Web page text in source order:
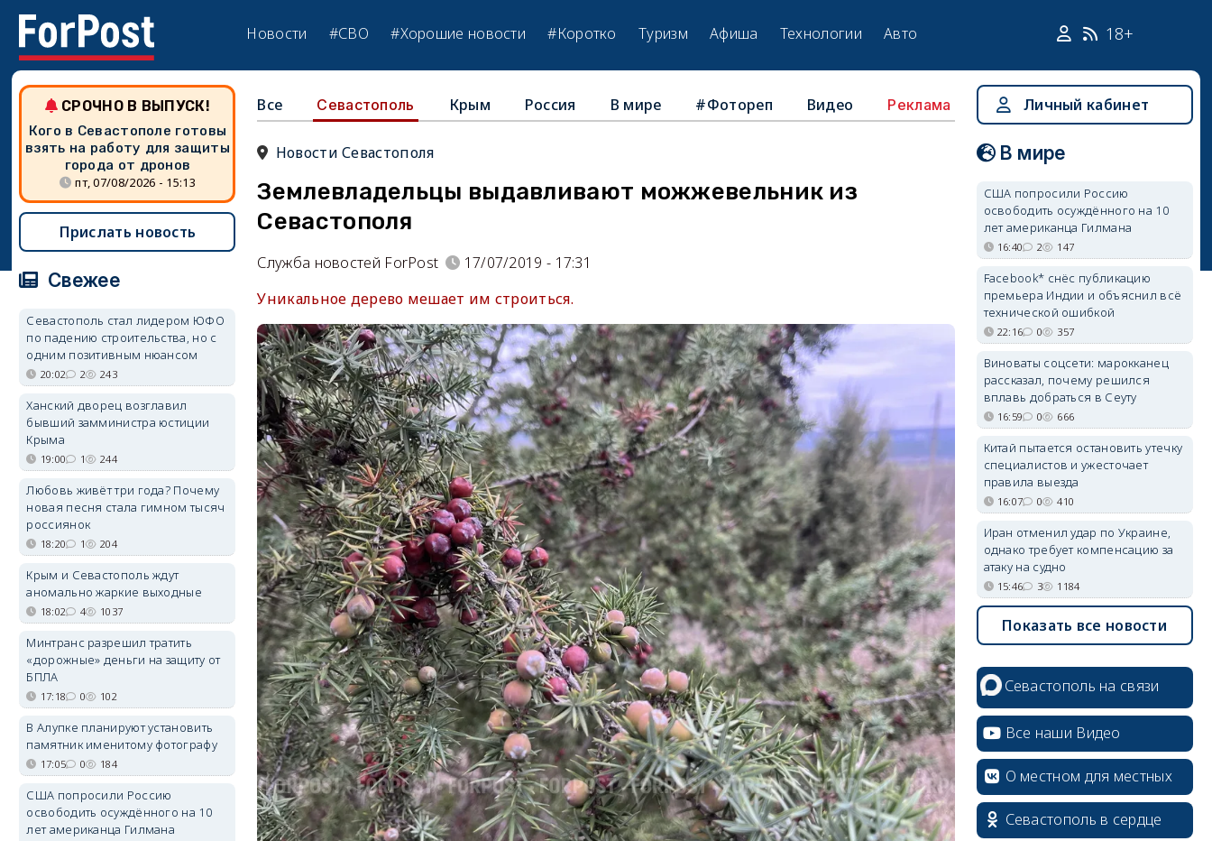
Новости #СВО #Хорошие новости #Коротко Туризм Афиша Технологии Авто 18+
Все Севастополь Крым Россия В мире #Фотореп Видео Реклама
Новости Севастополя
Землевладельцы выдавливают можжевельник из
Севастополя
Служба новостей ForPost
17/07/2019 - 17:31
Уникальное дерево мешает им строиться.
СРОЧНО В ВЫПУСК!
Кого в Севастополе готовы
взять на работу для защиты
города от дронов
пт, 07/08/2026 - 15:13
Прислать новость
Свежее
Севастополь стал лидером ЮФО
по падению строительства, но с
одним позитивным нюансом
20:02 2 243
Ханский дворец возглавил
бывший замминистра юстиции
Крыма
19:00 1 244
Любовь живёт три года? Почему
новая песня стала гимном тысяч
россиянок
18:20 1 204
Крым и Севастополь ждут
аномально жаркие выходные
18:02 4 1037
Минтранс разрешил тратить
«дорожные» деньги на защиту от
БПЛА
17:18 0 102
В Алупке планируют установить
памятник именитому фотографу
17:05 0 184
США попросили Россию
освободить осуждённого на 10
лет американца Гилмана
Личный кабинет
В мире
США попросили Россию
освободить осуждённого на 10
лет американца Гилмана
16:40 2 147
Facebook* снёс публикацию
премьера Индии и объяснил всё
технической ошибкой
22:16 0 357
Виноваты соцсети: марокканец
рассказал, почему решился
вплавь добраться в Сеуту
16:59 0 666
Китай пытается остановить утечку
специалистов и ужесточает
правила выезда
16:07 0 410
Иран отменил удар по Украине,
однако требует компенсацию за
атаку на судно
15:46 3 1184
Показать все новости
Севастополь на связи
Все наши Видео
О местном для местных
Севастополь в сердце